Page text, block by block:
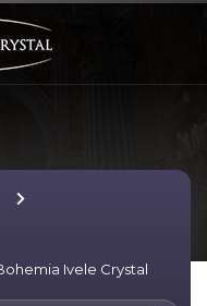
Ivele Crystal